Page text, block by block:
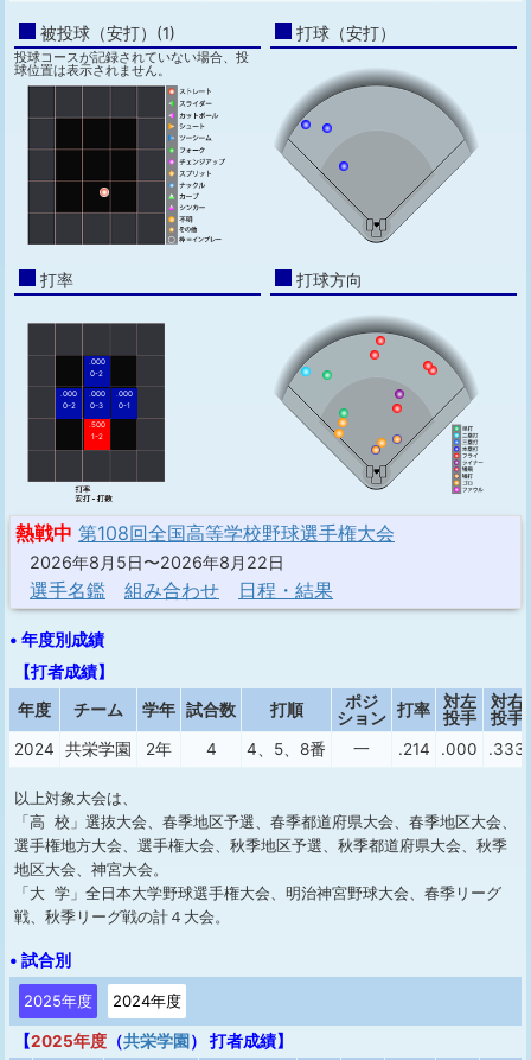
被投球（安打）(1)
投球コースが記録されていない場合、投
球位置は表示されません。
打球（安打）
打率
.000
0-2
.000
0-2
.000
0-3
.000
0-1
.500
1-2
打球方向
熱戦中 第108回全国高等学校野球選手権大会
2026年8月5日〜2026年8月22日
選手名鑑 組み合わせ 日程・結果
• 年度別成績
【打者成績】
年度
チーム 学年 試合数 打順
ポジ
ション 打率
対左
投手
対右
投手
2024
共栄学園 2年 4 4、5、8番 一 .214 .000 .333
以上対象大会は、
「高 校」選抜大会、春季地区予選、春季都道府県大会、春季地区大会、
選手権地方大会、選手権大会、秋季地区予選、秋季都道府県大会、秋季
地区大会、神宮大会。
「大 学」全日本大学野球選手権大会、明治神宮野球大会、春季リーグ
戦、秋季リーグ戦の計４大会。
• 試合別
2025年度 2024年度
【2025年度 （共栄学園 ） 打者成績】